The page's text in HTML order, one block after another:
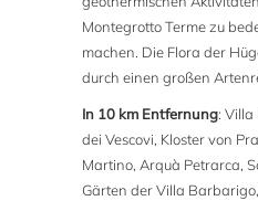
Montegrotto Terme zu
machen. Die Flora der
durch einen großen
In 10 km Entfernung: Villa
dei Vescovi, Kloster von
Martino, Arquà Petrarca,
Gärten der Villa